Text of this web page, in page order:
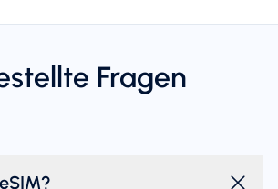
Fragen